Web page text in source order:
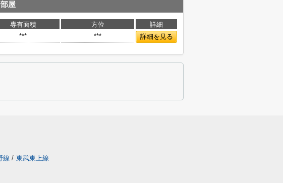
屋
専有面積 方位
詳細
*** *** 詳細を見る
線 / 東武東上線